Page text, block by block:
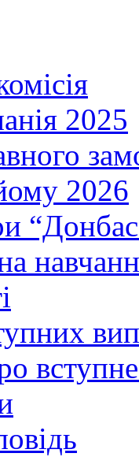
2025
2026